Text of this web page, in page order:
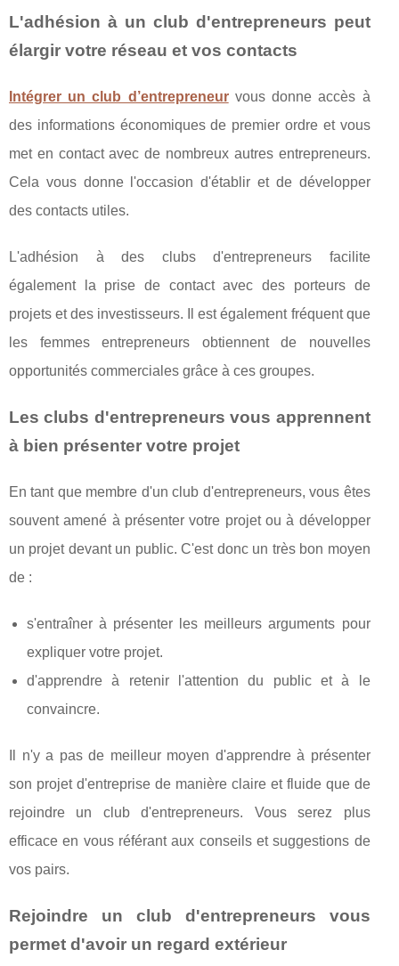
L'adhésion à un club d'entrepreneurs peut
élargir votre réseau et vos contacts
Intégrer un club d’entrepreneurvous donne accès à
des informations économiques de premier ordre et vous
met en contact avec de nombreux autres entrepreneurs.
Cela vous donne l'occasion d'établir et de développer
des contacts utiles.
L'adhésion à des clubs d'entrepreneurs facilite
également la prise de contact avec des porteurs de
projets et des investisseurs. Il est également fréquent que
les femmes entrepreneurs obtiennent de nouvelles
opportunités commerciales grâce à ces groupes.
Les clubs d'entrepreneurs vous apprennent
à bien présenter votre projet
En tant que membre d'un club d'entrepreneurs, vous êtes
souvent amené à présenter votre projet ou à développer
un projet devant un public. C'est donc un très bon moyen
de :
s'entraîner à présenter les meilleurs arguments pour
expliquer votre projet.
d'apprendre à retenir l'attention du public et à le
convaincre.
Il n'y a pas de meilleur moyen d'apprendre à présenter
son projet d'entreprise de manière claire et fluide que de
rejoindre un club d'entrepreneurs. Vous serez plus
efficace en vous référant aux conseils et suggestions de
vos pairs.
Rejoindre un club d'entrepreneurs vous
permet d'avoir un regard extérieur